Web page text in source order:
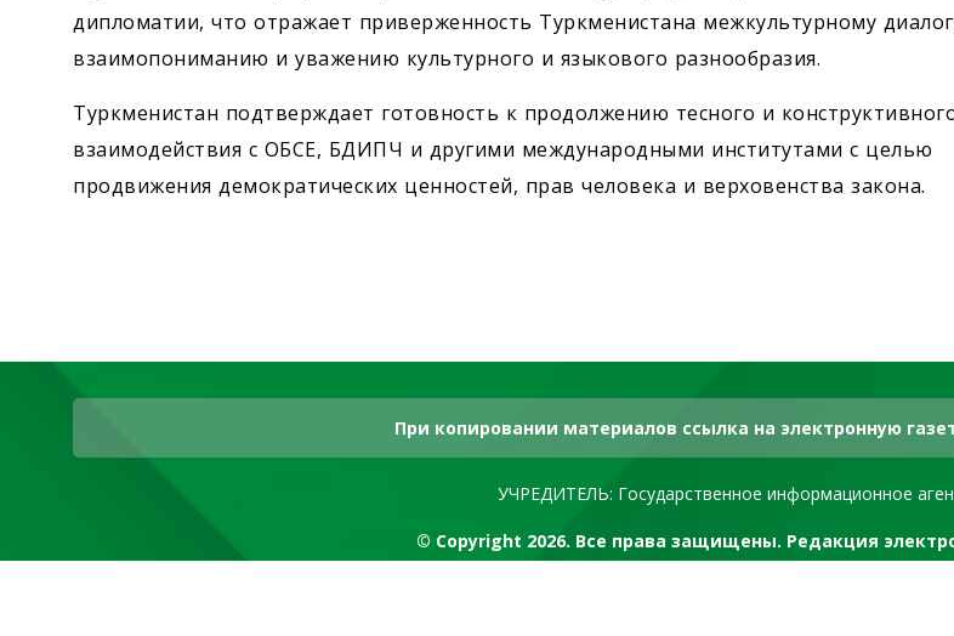
дипломатии, что отражает приверженность Туркменистана межкультурному
взаимопониманию и уважению культурного и языкового разнообразия.
Туркменистан подтверждает готовность к продолжению тесного и
взаимодействия с ОБСЕ, БДИПЧ и другими международными институтами с целью
продвижения демократических ценностей, прав человека и верховенства закона.
При копировании материалов ссылка на электронную
УЧРЕДИТЕЛЬ: Государственное информационное
© Copyright 2026. Все права защищены. Редакция